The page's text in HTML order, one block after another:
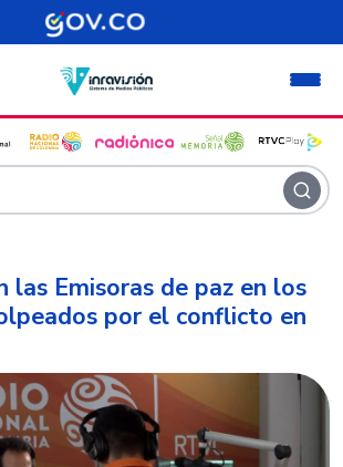
las Emisoras de paz en los
por el conflicto en